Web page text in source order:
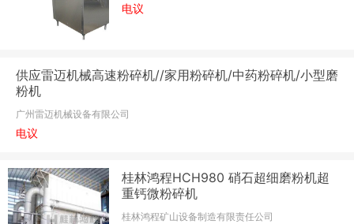
电议
供应雷迈机械高速粉碎机//家用粉碎机/中药粉碎机/小型磨
粉机
广州雷迈机械设备有限公司
电议
桂林鸿程HCH980 硝石超细磨粉机超
重钙微粉碎机
桂林鸿程矿山设备制造有限责任公司